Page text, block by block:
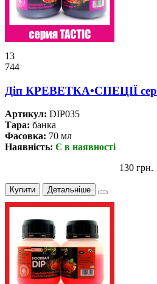
13
744
Дiп КРЕВЕТКА•СПЕЦІЇ
Артикул: DIP035
Тара: банка
Фасовка: 70 мл
Наявність: Є в наявності
130 грн.
Купити Детальніше